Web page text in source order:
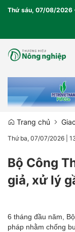
Thứ sáu, 07/08/2026
Trang chủ
Thứ ba, 07/07/2026
Bộ Công
giả, xử lý
6 tháng đầu năm,
pháp nhằm chống